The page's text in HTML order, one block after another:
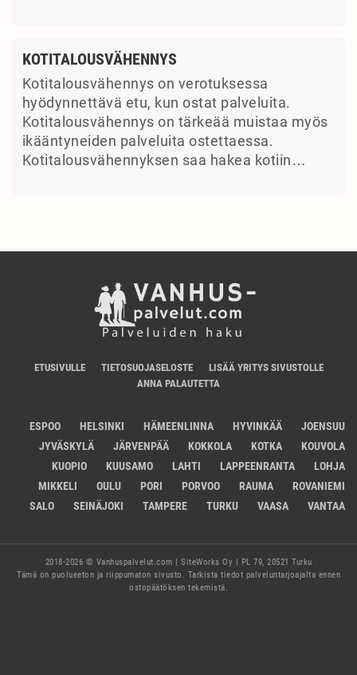
KOTITALOUSVÄHENNYS
Kotitalousvähennys on verotuksessa
hyödynnettävä etu, kun ostat palveluita.
Kotitalousvähennys on tärkeää muistaa myös
ikääntyneiden palveluita ostettaessa.
Kotitalousvähennyksen saa hakea kotiin…
ETUSIVULLE TIETOSUOJASELOSTE
LISÄÄ YRITYS SIVUSTOLLE
ANNA PALAUTETTA
ESPOO HELSINKI HÄMEENLINNA HYVINKÄÄ
JOENSUU
JYVÄSKYLÄ
JÄRVENPÄÄ KOKKOLA KOTKA
KOUVOLA
KUOPIO
KUUSAMO LAHTI LAPPEENRANTA
LOHJA
MIKKELI
OULU PORI PORVOO RAUMA
ROVANIEMI
SALO
SEINÄJOKI TAMPERE TURKU VAASA VANTAA
2018-2026 © Vanhuspalvelut.com | SiteWorks Oy | PL 79, 20521 Turku
Tämä on puolueeton ja riippumaton sivusto. Tarkista tiedot palveluntarjoajalta ennen
ostopäätöksen tekemistä.